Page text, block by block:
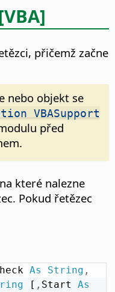
přičemž začne
nebo objekt se
VBASupport
před
které nalezne
Pokud řetězec
As String ,
[ , Start As